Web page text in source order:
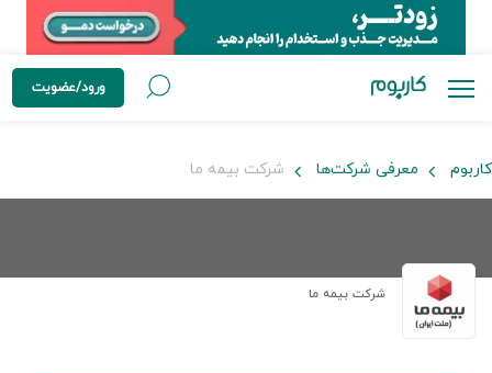
ورود/عضویت
کاربوم معرفی شرکت‌ها شرکت بیمه ما
شرکت بیمه ما